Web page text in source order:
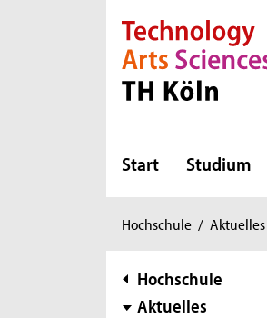
Direkt zur
Direkt zur
Direkt zum Inhalt
Direkt zum Fußbereich
Start Studium
Sie
hier:
Hochschule / Aktuelles
Subnavigation
Hochschule
Aktuelles